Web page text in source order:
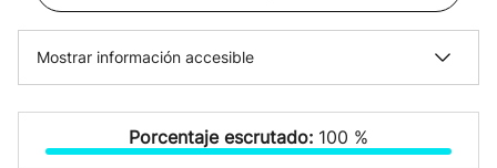
Mostrar información accesible
Porcentaje escrutado: 100 %